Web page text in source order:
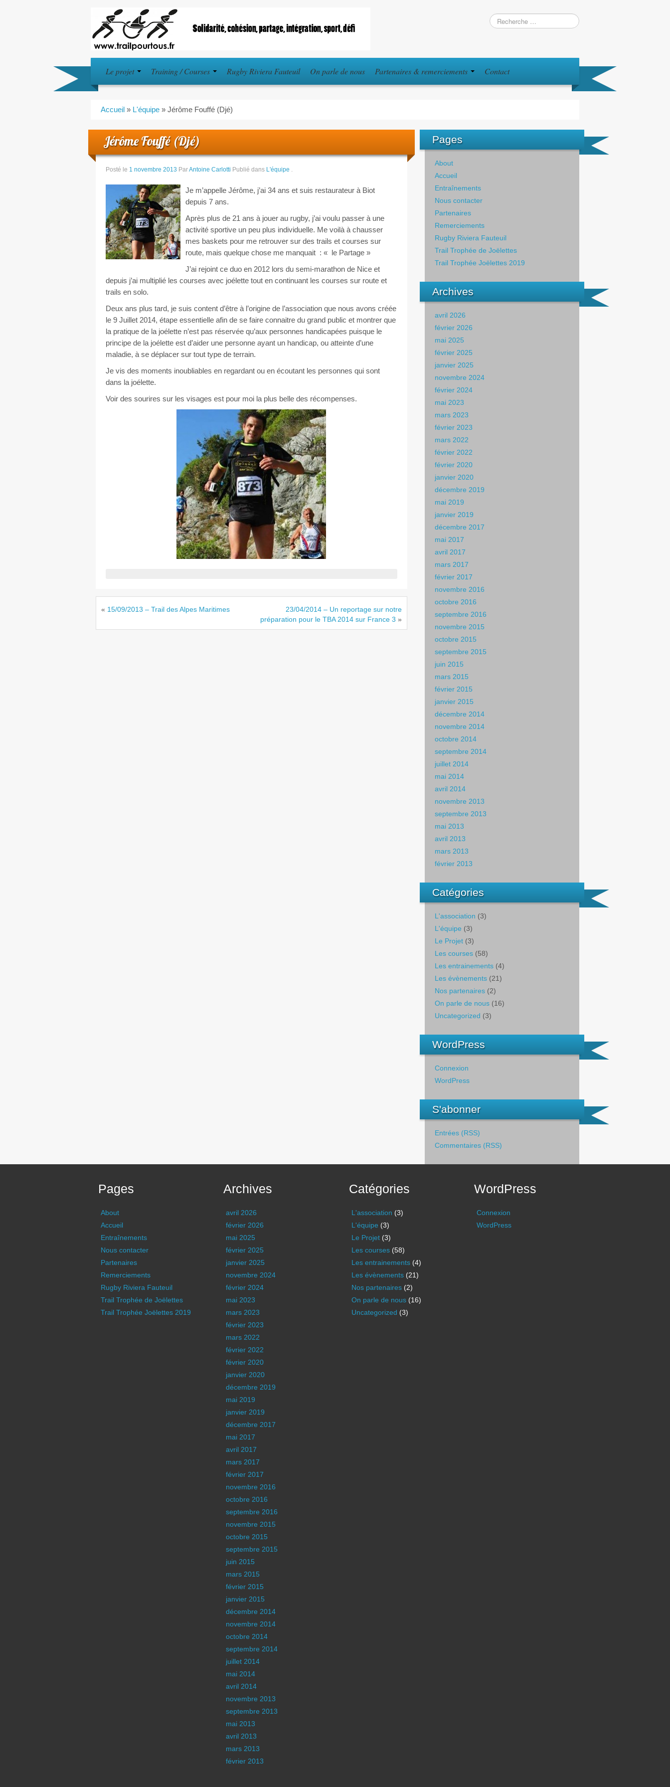
Le projet Training / Courses Rugby Riviera Fauteuil On parle de nous Partenaires & remerciements Contact
Accueil » L'équipe » Jérôme Fouffé (Djé)
Jérôme Fouffé (Djé)
Posté le 1 novembre 2013 ParAntoine Carlotti Publié dans L'équipe .
Je m’appelle Jérôme, j’ai 34 ans et suis restaurateur à Biot
depuis 7 ans.
Après plus de 21 ans à jouer au rugby, j’ai voulu passer à une
activité sportive un peu plus individuelle. Me voilà à chausser
mes baskets pour me retrouver sur des trails et courses sur
route, mais quelque chose me manquait : « le Partage »
J’ai rejoint ce duo en 2012 lors du semi-marathon de Nice et
depuis j’ai multiplié les courses avec joélette tout en continuant les courses sur route et
trails en solo.
Deux ans plus tard, je suis content d’être à l’origine de l’association que nous avons créée
le 9 Juillet 2014, étape essentielle afin de se faire connaitre du grand public et montrer que
la pratique de la joélette n’est pas réservée qu’aux personnes handicapées puisque le
principe de la joélette est d’aider une personne ayant un handicap, ou atteinte d’une
maladie, à se déplacer sur tout type de terrain.
Je vis des moments inoubliables en regardant ou en écoutant les personnes qui sont
dans la joélette.
Voir des sourires sur les visages est pour moi la plus belle des récompenses.
« 15/09/2013 – Trail des Alpes Maritimes
23/04/2014 – Un reportage sur notre
préparation pour le TBA 2014 sur France 3 »
Pages
About
Accueil
Entraînements
Nous contacter
Partenaires
Remerciements
Rugby Riviera Fauteuil
Trail Trophée de Joëlettes
Trail Trophée Joëlettes 2019
Archives
avril 2026
février 2026
mai 2025
février 2025
janvier 2025
novembre 2024
février 2024
mai 2023
mars 2023
février 2023
mars 2022
février 2022
février 2020
janvier 2020
décembre 2019
mai 2019
janvier 2019
décembre 2017
mai 2017
avril 2017
mars 2017
février 2017
novembre 2016
octobre 2016
septembre 2016
novembre 2015
octobre 2015
septembre 2015
juin 2015
mars 2015
février 2015
janvier 2015
décembre 2014
novembre 2014
octobre 2014
septembre 2014
juillet 2014
mai 2014
avril 2014
novembre 2013
septembre 2013
mai 2013
avril 2013
mars 2013
février 2013
Catégories
L'association (3)
L'équipe (3)
Le Projet (3)
Les courses (58)
Les entrainements (4)
Les évènements (21)
Nos partenaires (2)
On parle de nous (16)
Uncategorized (3)
WordPress
Connexion
WordPress
S'abonner
Entrées (RSS)
Commentaires (RSS)
Pages
About
Accueil
Entraînements
Nous contacter
Partenaires
Remerciements
Rugby Riviera Fauteuil
Trail Trophée de Joëlettes
Trail Trophée Joëlettes 2019
Archives
avril 2026
février 2026
mai 2025
février 2025
janvier 2025
novembre 2024
février 2024
mai 2023
mars 2023
février 2023
mars 2022
février 2022
février 2020
janvier 2020
décembre 2019
mai 2019
janvier 2019
décembre 2017
mai 2017
avril 2017
mars 2017
février 2017
novembre 2016
octobre 2016
septembre 2016
novembre 2015
octobre 2015
septembre 2015
juin 2015
mars 2015
février 2015
janvier 2015
décembre 2014
novembre 2014
octobre 2014
septembre 2014
juillet 2014
mai 2014
avril 2014
novembre 2013
septembre 2013
mai 2013
avril 2013
mars 2013
février 2013
Catégories
L'association (3)
L'équipe (3)
Le Projet(3)
Les courses(58)
Les entrainements(4)
Les évènements(21)
Nos partenaires(2)
On parle de nous(16)
Uncategorized (3)
WordPress
Connexion
WordPress